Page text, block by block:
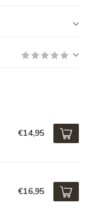
€14,95
€16,95